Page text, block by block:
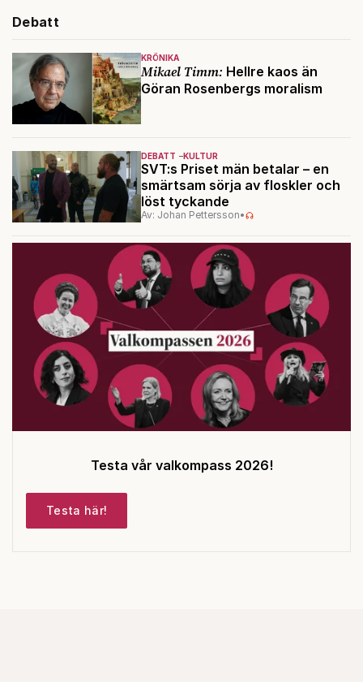
Debatt
KRÖNIKA
Mikael Timm: Hellre kaos än
Göran Rosenbergs moralism
DEBATT KULTUR
SVT:s Priset män betalar – en
smärtsam sörja av floskler och
löst tyckande
Av: Johan Pettersson•
Testa vår valkompass 2026!
Testa här!